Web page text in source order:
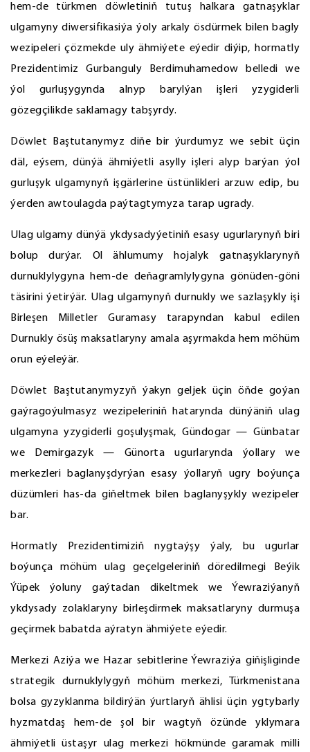
hem-de türkmen döwletiniň tutuş halkara gatnaşyklar
ulgamyny diwersifikasiýa ýoly arkaly ösdürmek bilen bagly
wezipeleri çözmekde uly ähmiýete eýedir diýip, hormatly
Prezidentimiz Gurbanguly Berdimuhamedow belledi we
ýol gurluşygynda alnyp barylýan işleri yzygiderli
gözegçilikde saklamagy tabşyrdy.
Döwlet Baştutanymyz diňe bir ýurdumyz we sebit üçin
däl, eýsem, dünýä ähmiýetli asylly işleri alyp barýan ýol
gurluşyk ulgamynyň işgärlerine üstünlikleri arzuw edip, bu
ýerden awtoulagda paýtagtymyza tarap ugrady.
Ulag ulgamy dünýä ykdysadyýetiniň esasy ugurlarynyň biri
bolup durýar. Ol ählumumy hojalyk gatnaşyklarynyň
durnuklylygyna hem-de deňagramlylygyna gönüden-göni
täsirini ýetirýär. Ulag ulgamynyň durnukly we sazlaşykly işi
Birleşen Milletler Guramasy tarapyndan kabul edilen
Durnukly ösüş maksatlaryny amala aşyrmakda hem möhüm
orun eýeleýär.
Döwlet Baştutanymyzyň ýakyn geljek üçin öňde goýan
gaýragoýulmasyz wezipeleriniň hatarynda dünýäniň ulag
ulgamyna yzygiderli goşulyşmak, Gündogar — Günbatar
we Demirgazyk — Günorta ugurlarynda ýollary we
merkezleri baglanyşdyrýan esasy ýollaryň ugry boýunça
düzümleri has-da giňeltmek bilen baglanyşykly wezipeler
bar.
Hormatly Prezidentimiziň nygtaýşy ýaly, bu ugurlar
boýunça möhüm ulag geçelgeleriniň döredilmegi Beýik
Ýüpek ýoluny gaýtadan dikeltmek we Ýewraziýanyň
ykdysady zolaklaryny birleşdirmek maksatlaryny durmuşa
geçirmek babatda aýratyn ähmiýete eýedir.
Merkezi Aziýa we Hazar sebitlerine Ýewraziýa giňişliginde
strategik durnuklylygyň möhüm merkezi, Türkmenistana
bolsa gyzyklanma bildirýän ýurtlaryň ählisi üçin ygtybarly
hyzmatdaş hem-de şol bir wagtyň özünde yklymara
ähmiýetli üstaşyr ulag merkezi hökmünde garamak milli